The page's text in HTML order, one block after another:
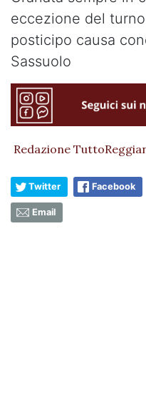
eccezione del
posticipo causa
Sassuolo
Redazione
Twitter Facebook
Email